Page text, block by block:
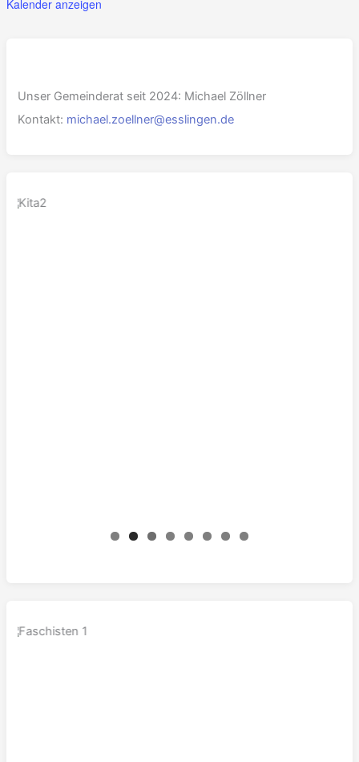
Kalender anzeigen
Unser Gemeinderat seit 2024: Michael Zöllner
Kontakt: michael.zoellner@esslingen.de